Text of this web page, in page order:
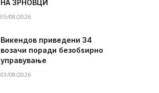
НА ЗРНОВЦИ
05/08/2026
Викендов приведени 34
возачи поради безобѕирно
управување
03/08/2026